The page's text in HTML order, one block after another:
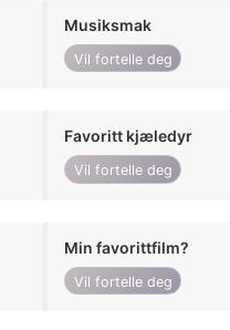
Musiksmak
Vil fortelle deg
Favoritt kjæledyr
Vil fortelle deg
Min favorittfilm?
Vil fortelle deg